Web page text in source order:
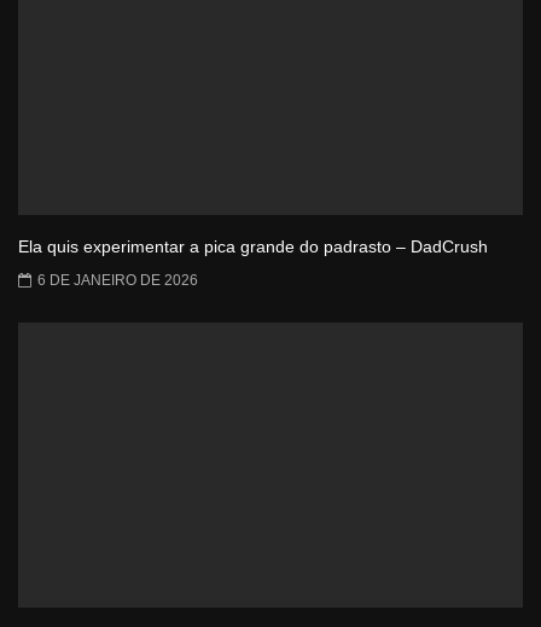
Ela quis experimentar a pica grande do padrasto – DadCrush
6 DE JANEIRO DE 2026